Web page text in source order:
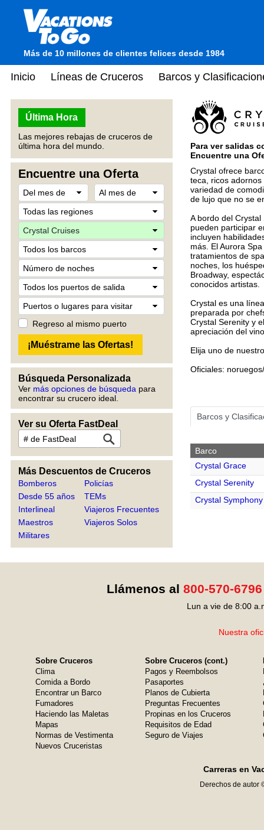
Más de 10 millones de clientes felices desde 1984
Inicio Líneas de Cruceros Barcos y
Última Hora
Las mejores rebajas de cruceros de
última hora del mundo.
Encuentre una Oferta
Regreso al mismo puerto
Búsqueda Personalizada
Ver más opciones de búsqueda para
encontrar su crucero ideal.
Ver su Oferta FastDeal
Más Descuentos de Cruceros
Bomberos
Desde 55 años
Interlineal
Maestros
Militares
Policías
TEMs
Viajeros Frecuentes
Viajeros Solos
Para ver salidas
Encuentre una
Crystal ofrece
teca, ricos
variedad de
de lujo que no se
A bordo del
pueden participar
incluyen
más. El Aurora
tratamientos de
noches, los
Broadway,
conocidos artistas.
Crystal es una
preparada por
Crystal Serenity y
apreciación del
Elija uno de
Oficiales:
Barcos y
Barco
Crystal Grace
Crystal Serenity
Crystal Symphony
Llámenos al 800-570-6796
Lun a vie de 8:00
Nuestra
Sobre Cruceros
Clima
Comida a Bordo
Encontrar un Barco
Fumadores
Haciendo las Maletas
Mapas
Normas de Vestimenta
Nuevos Cruceristas
Sobre Cruceros (cont.)
Pagos y Reembolsos
Pasaportes
Planos de Cubierta
Preguntas Frecuentes
Propinas en los Cruceros
Requisitos de Edad
Seguro de Viajes
Carreras en
Derechos de autor